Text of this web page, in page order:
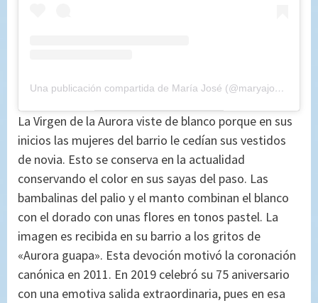
Una publicación compartida de María José (@maryajosess)
La Virgen de la Aurora viste de blanco porque en sus
inicios las mujeres del barrio le cedían sus vestidos
de novia. Esto se conserva en la actualidad
conservando el color en sus sayas del paso. Las
bambalinas del palio y el manto combinan el blanco
con el dorado con unas flores en tonos pastel. La
imagen es recibida en su barrio a los gritos de
«Aurora guapa». Esta devoción motivó la coronación
canónica en 2011. En 2019 celebró su 75 aniversario
con una emotiva salida extraordinaria, pues en esa